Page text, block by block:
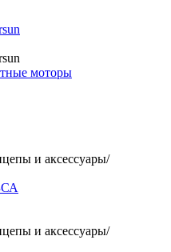
моторы
и аксессуары/
и аксессуары/